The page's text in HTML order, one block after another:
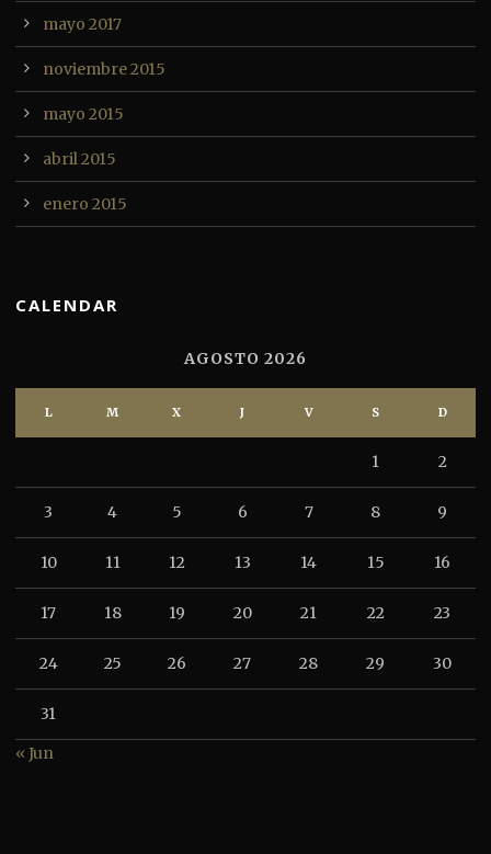
mayo 2017
noviembre 2015
mayo 2015
abril 2015
enero 2015
CALENDAR
AGOSTO 2026
L M X J V S D
1 2
3 4 5 6 7 8 9
10 11 12 13 14 15 16
17 18 19 20 21 22 23
24 25 26 27 28 29 30
31
« Jun